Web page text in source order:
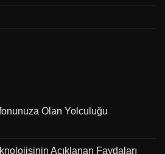
Olan Yolculuğu
Açıklanan Faydaları